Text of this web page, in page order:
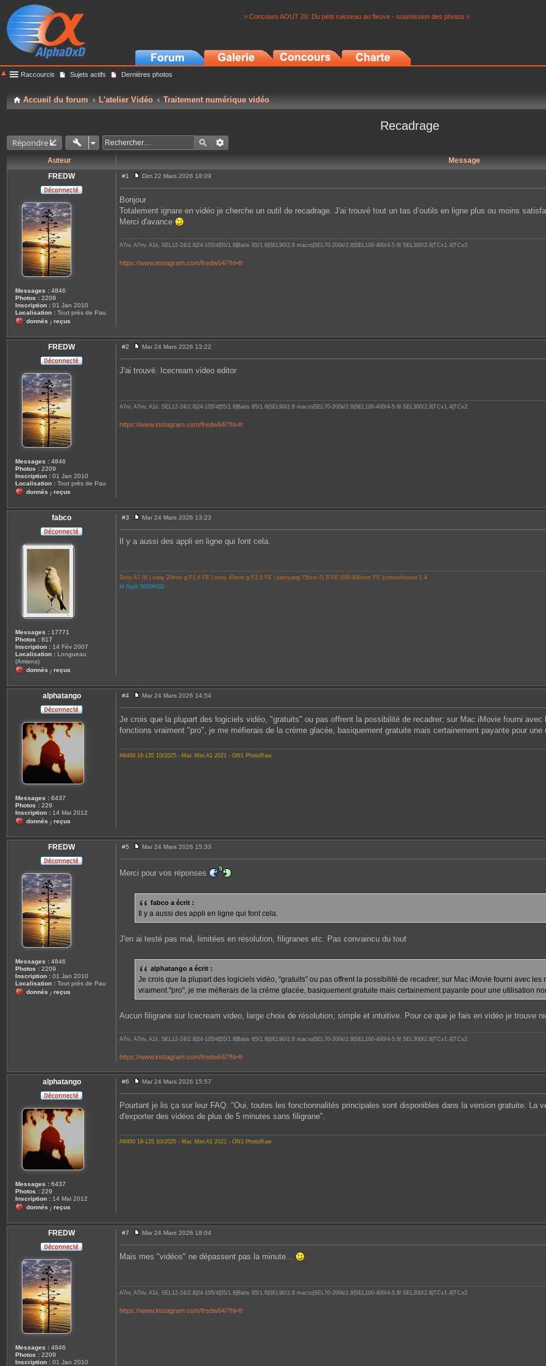
> Concours AOUT 26: Du petit ruisseau au fleuve - soumission des photos <
Raccourcis Sujets actifs Dernières photos
Accueil du forum L'atelier Vidéo Traitement numérique vidéo
Recadrage
Répondre
Auteur
Message
FREDW
Messages : 4846
Photos : 2209
Inscription : 01 Jan 2010
Localisation : Tout près de Pau
donnés / reçus
#1
e
s
a
e
Dim 22 Mars 2026 18:09
Bonjour
Totalement ignare en vidéo je cherche un outil de recadrage. J'ai trouvé tout un tas d’outils en ligne plus ou moins
Merci d'avance
A7rv, A7riv, A1ii, SEL12-24/2.8|24-105/4|55/1.8|Batis 85/1.8|SEL90/2.8 macro|SEL70-200ii/2.8|SEL100-400/4-5.6l SEL300/2.8|TCx1.4|TCx2
https://www.instagram.com/fredw64/?hl=fr
FREDW
Messages : 4846
Photos : 2209
Inscription : 01 Jan 2010
Localisation : Tout près de Pau
donnés / reçus
#2
e
s
Mar 24 Mars 2026 13:22
J'ai trouvé. Icecream video editor
A7rv, A7riv, A1ii, SEL12-24/2.8|24-105/4|55/1.8|Batis 85/1.8|SEL90/2.8 macro|SEL70-200ii/2.8|SEL100-400/4-5.6l SEL300/2.8|TCx1.4|TCx2
https://www.instagram.com/fredw64/?hl=fr
fabco
Messages : 17771
Photos : 817
Inscription : 14 Fév 2007
Localisation : Longueau
(Amiens)
donnés / reçus
#3
e
s
Mar 24 Mars 2026 13:23
Il y a aussi des appli en ligne qui font cela.
Sony A7 III | sony 20mm g F1.8 FE | sony 40mm g F2.5 FE | samyang 75mm f1.8 FE |100-400mm FE |convertisseur 1.4
M flash 5600HSD
alphatango
Messages : 6437
Photos : 229
Inscription : 14 Mai 2012
donnés / reçus
#4
e
s
s
a
Mar 24 Mars 2026 14:54
Je crois que la plupart des logiciels vidéo, "gratuits" ou pas offrent la possibilité de recadrer; sur Mac iMovie fourni
fonctions vraiment "pro", je me méfierais de la crème glacée, basiquement gratuite mais certainement payante pour
A6400 18-135 10/2025 - Mac Mini A1 2021 - ON1 PhotoRaw
FREDW
Messages : 4846
Photos : 2209
Inscription : 01 Jan 2010
Localisation : Tout près de Pau
donnés / reçus
#5
e
s
e
Mar 24 Mars 2026 15:33
Merci pour vos réponses
fabco a écrit :
Il y a aussi des appli en ligne qui font cela.
J'en ai testé pas mal, limitées en résolution, filigranes etc. Pas convaincu du tout
alphatango a écrit :
Je crois que la plupart des logiciels vidéo, "gratuits" ou pas offrent la possibilité de recadrer; sur Mac iMovie fourni avec
vraiment "pro", je me méfierais de la crème glacée, basiquement gratuite mais certainement payante pour une utilisation
Aucun filigrane sur Icecream video, large choix de résolution, simple et intuitive. Pour ce que je fais en vidéo je trouve
A7rv, A7riv, A1ii, SEL12-24/2.8|24-105/4|55/1.8|Batis 85/1.8|SEL90/2.8 macro|SEL70-200ii/2.8|SEL100-400/4-5.6l SEL300/2.8|TCx1.4|TCx2
https://www.instagram.com/fredw64/?hl=fr
alphatango
Messages : 6437
Photos : 229
Inscription : 14 Mai 2012
donnés / reçus
#6
e
s
a
Mar 24 Mars 2026 15:57
Pourtant je lis ça sur leur FAQ: "Oui, toutes les fonctionnalités principales sont disponibles dans la version gratuite. La
d'exporter des vidéos de plus de 5 minutes sans filigrane".
A6400 18-135 10/2025 - Mac Mini A1 2021 - ON1 PhotoRaw
FREDW
Messages : 4846
Photos : 2209
Inscription : 01 Jan 2010
#7
e
s
Mar 24 Mars 2026 18:04
Mais mes "vidéos" ne dépassent pas la minute...
A7rv, A7riv, A1ii, SEL12-24/2.8|24-105/4|55/1.8|Batis 85/1.8|SEL90/2.8 macro|SEL70-200ii/2.8|SEL100-400/4-5.6l SEL300/2.8|TCx1.4|TCx2
https://www.instagram.com/fredw64/?hl=fr